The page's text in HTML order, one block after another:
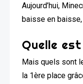
Aujourd’hui,
baisse en
Quelle
Mais quels sont
la 1ère place